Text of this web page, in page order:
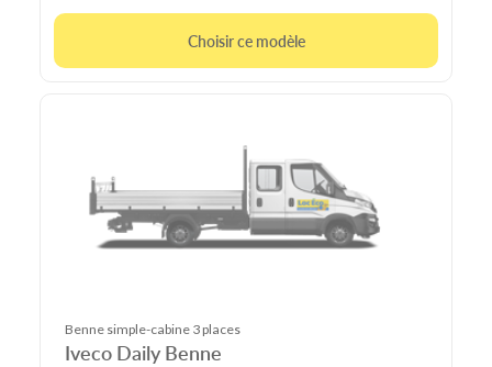
Choisir ce modèle
Benne simple-cabine 3 places
Iveco Daily Benne